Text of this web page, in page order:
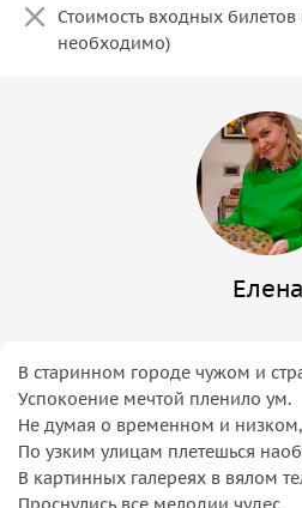
Стоимость входных
необходимо)
Елена
В старинном городе чужом и
Успокоение мечтой пленило ум.
Не думая о временном и низком,
По узким улицам плетешься
В картинных галереях в вялом